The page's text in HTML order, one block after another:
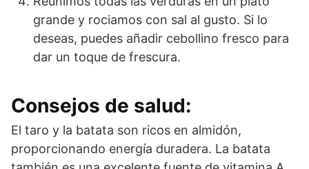
grande y rociamos con sal al gusto. Si lo
deseas, puedes añadir cebollino fresco para
dar un toque de frescura.
Consejos de salud:
El taro y la batata son ricos en almidón,
proporcionando energía duradera. La batata